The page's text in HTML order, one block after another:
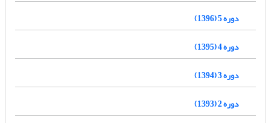
دوره 5 (1396)
دوره 4 (1395)
دوره 3 (1394)
دوره 2 (1393)